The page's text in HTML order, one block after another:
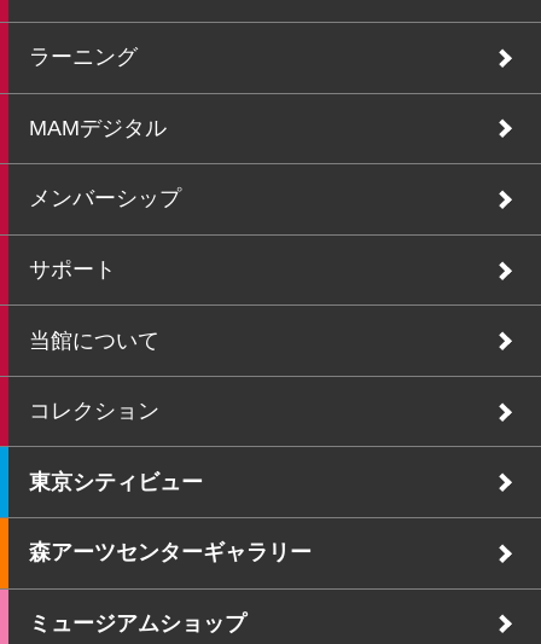
ラーニング
MAMデジタル
メンバーシップ
サポート
当館について
コレクション
東京シティビュー
森アーツセンターギャラリー
ミュージアムショップ